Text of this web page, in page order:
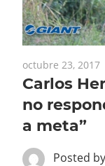
octubre 23, 2017
Carlos
no
a meta”
Posted by